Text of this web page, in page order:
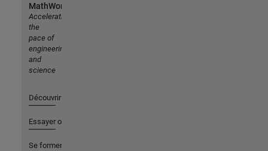
MathWorks
Accelerating
the
pace of
engineering
and
science
Découvrir les produits
Essayer ou acheter
Se former